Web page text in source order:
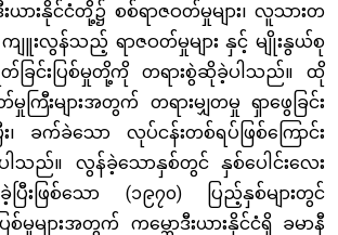
းယားနိုင်ငံတို့၌ စစ်ရာဇဝတ်မှုများ၊ လူသားတ
ျူးလွန်သည့် ရာဇဝတ်မှုများ နှင့် မျိုးနွယ်စု
တ်ခြင်းပြစ်မှုတို့ကို တရားစွဲဆိုခဲ့ပါသည်။ ထို
ြီးများအတွက် တရားမျှတမှု ရှာဖွေခြင်း
ခက်ခဲသော လုပ်ငန်းတစ်ရပ်ဖြစ်ကြောင်း
ည်။ လွန်ခဲ့သောနှစ်တွင် နှစ်ပေါင်းလေး
ြီးဖြစ်သော (၁၉၇၀) ပြည့်နှစ်များတွင်
များအတွက် ကမ္ဘောဒီးယားနိုင်ငံရှိ ခမာနီ